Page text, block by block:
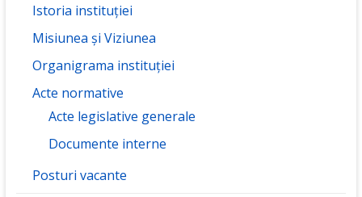
Istoria instituției
Misiunea și Viziunea
Organigrama instituției
Acte normative
Acte legislative generale
Documente interne
Posturi vacante